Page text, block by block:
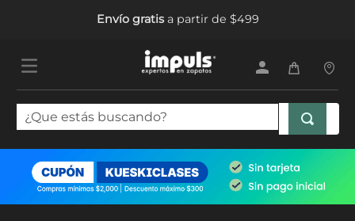
Envío gratisa partir de $499
¿Que estás buscando?
TÉRMINOS MÁS BUSCADOS
.
tenis mujer